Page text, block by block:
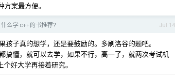
案最方便。
Jul 14
么学 c++的书推荐?
子真的想学，还是要鼓励的。多刷洛谷的题吧。
搞懂，就可以去学，如果不行，高一了，就两次考试机
好大学再接着研究。